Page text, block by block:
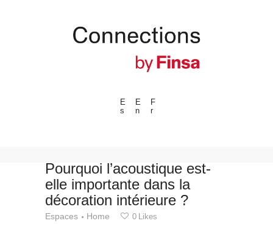
E
s
E
n
F
r
---ENLACES---
Événements
Espaces
Matériels
Technologie
Pourquoi l’acoustique est-
elle importante dans la
décoration intérieure ?
Espaces Home 0 Likes